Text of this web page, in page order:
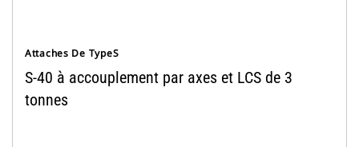
Attaches De TypeS
S-40 à accouplement par axes et LCS de 3
tonnes